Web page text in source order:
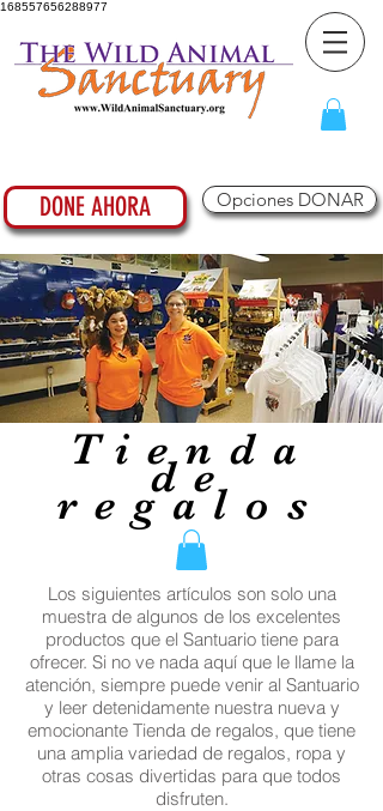
168557656288977
DONE AHORA Opciones DONAR
Tienda
de
regalos
Los siguientes artículos son solo una
muestra de algunos de los excelentes
productos que el Santuario tiene para
ofrecer. Si no ve nada aquí que le llame la
atención, siempre puede venir al Santuario
y leer detenidamente nuestra nueva y
emocionante Tienda de regalos, que tiene
una amplia variedad de regalos, ropa y
otras cosas divertidas para que todos
disfruten.